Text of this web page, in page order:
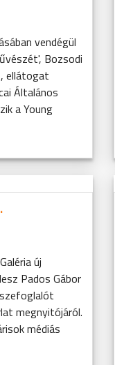
vendégül
Bozsodi
ellátogat
Általános
a Young
új
Pados Gábor
megnyitójáról.
médiás